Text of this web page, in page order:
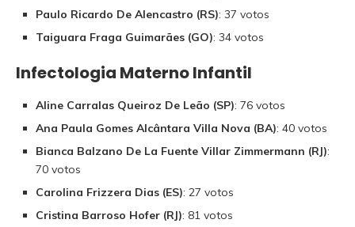
Paulo Ricardo De Alencastro (RS): 37 votos
Taiguara Fraga Guimarães (GO): 34 votos
Infectologia Materno Infantil
Aline Carralas Queiroz De Leão (SP): 76 votos
Ana Paula Gomes Alcântara Villa Nova (BA): 40 votos
Bianca Balzano De La Fuente Villar Zimmermann (RJ):
70 votos
Carolina Frizzera Dias (ES): 27 votos
Cristina Barroso Hofer (RJ): 81 votos